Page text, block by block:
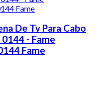
De Tv Para Cabo
- Fame
Fame